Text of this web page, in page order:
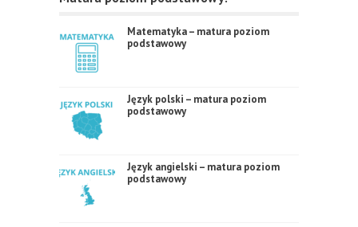
Matematyka – matura poziom
podstawowy
Język polski – matura poziom
podstawowy
Język angielski – matura poziom
podstawowy